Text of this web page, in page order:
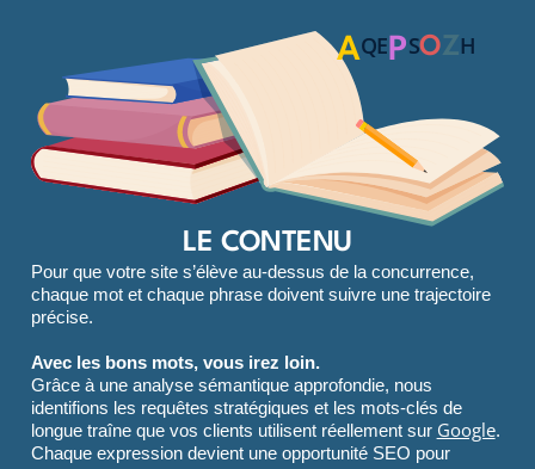
AQE PSOZH
LE CONTENU
Pour que votre site s’élève au-dessus de la concurrence,
chaque mot et chaque phrase doivent suivre une trajectoire
précise.
Avec les bons mots, vous irez loin.
Grâce à une analyse sémantique approfondie, nous
identifions les requêtes stratégiques et les mots-clés de
longue traîne que vos clients utilisent réellement sur Google.
Chaque expression devient une opportunité SEO pour